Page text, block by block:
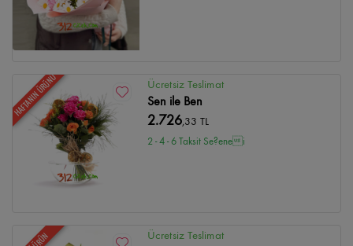
HAFTANIN ÜRÜNÜ Ücretsiz Teslimat
Sen ile Ben
2.726,33 TL
2 - 4 - 6 Taksit Se?enei
Ücretsiz Teslimat